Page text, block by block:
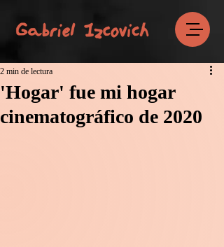
'Hogar' fue mi hogar
cinematográfico de 2020
2 min de lectura